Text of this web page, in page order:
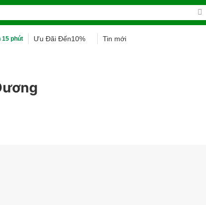
15 phút Ưu Đãi Đến10% Tin mới